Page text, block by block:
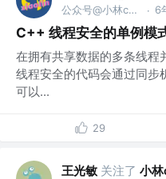
公众号@小林coding · 6
C++ 线程安全的单例模
在拥有共享数据的多条线程
线程安全的代码会通过同步
可以...
29
王光敏 关注了 小